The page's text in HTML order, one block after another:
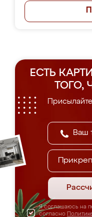
ЕСТЬ
ТОГО,
Я соглашаюсь на
согласно